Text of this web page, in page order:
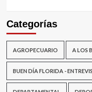
Categorías
AGROPECUARIO A LOS
BUEN DÍA FLORIDA -